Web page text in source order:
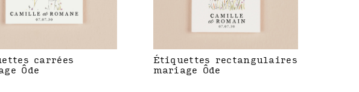
carrées
Ôde
Étiquettes rectangulaires
mariage Ôde